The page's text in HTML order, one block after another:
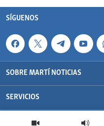
SÍGUENOS
SOBRE MARTÍ NOTICIAS
SERVICIOS
Martí Noticias| 2026 |